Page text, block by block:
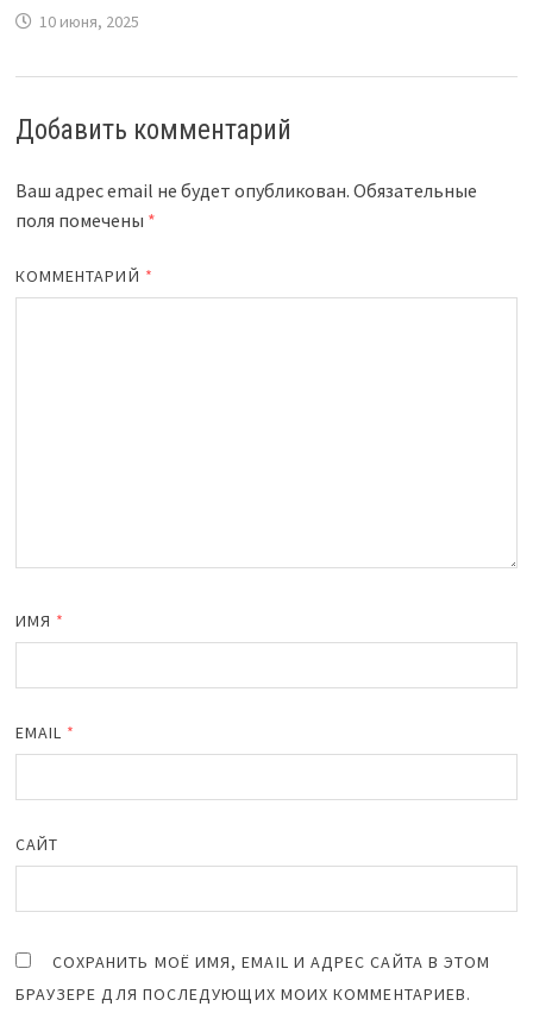
10 июня, 2025
Добавить комментарий
Ваш адрес email не будет опубликован. Обязательные
поля помечены *
КОММЕНТАРИЙ *
ИМЯ *
EMAIL *
САЙТ
СОХРАНИТЬ МОЁ ИМЯ, EMAIL И АДРЕС САЙТА В ЭТОМ
БРАУЗЕРЕ ДЛЯ ПОСЛЕДУЮЩИХ МОИХ КОММЕНТАРИЕВ.